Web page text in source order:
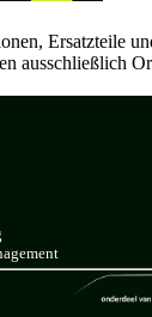
Ersatzteile